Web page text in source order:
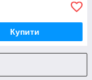
Купити